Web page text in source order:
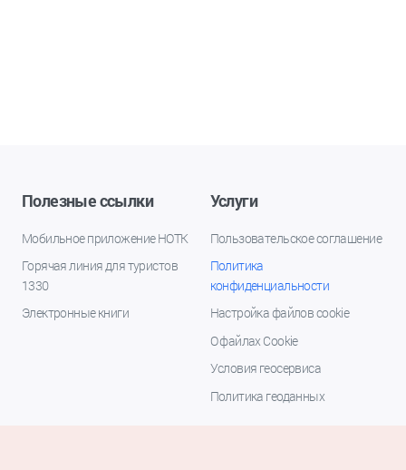
Полезные ссылки
Мобильное приложение НОТК
Горячая линия для туристов
1330
Электронные книги
Услуги
Пользовательское соглашение
Политика
конфиденциальности
Настройка файлов cookie
О файлах Cookie
Условия геосервиса
Политика геоданных